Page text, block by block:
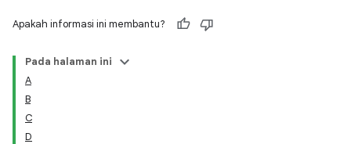
Apakah informasi ini membantu?
Pada halaman ini
A
B
C
D